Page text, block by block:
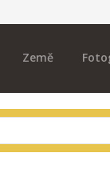
Země